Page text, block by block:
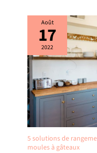
Août
17
2022
5 solutions de
moules à gâteaux